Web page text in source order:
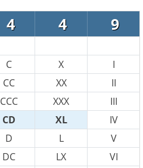
4 4 9
C X
I
CC XX
II
CCC XXX
III
CD XL
IV
D L
V
DC LX
VI